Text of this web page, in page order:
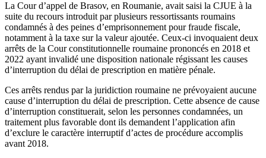
La Cour d’appel de Brasov, en Roumanie, avait saisi la CJUE à la
suite du recours introduit par plusieurs ressortissants roumains
condamnés à des peines d’emprisonnement pour fraude fiscale,
notamment à la taxe sur la valeur ajoutée. Ceux-ci invoquaient deux
arrêts de la Cour constitutionnelle roumaine prononcés en 2018 et
2022 ayant invalidé une disposition nationale régissant les causes
d’interruption du délai de prescription en matière pénale.
Ces arrêts rendus par la juridiction roumaine ne prévoyaient aucune
cause d’interruption du délai de prescription. Cette absence de cause
d’interruption constituerait, selon les personnes condamnées, un
traitement plus favorable dont ils demandent l’application afin
d’exclure le caractère interruptif d’actes de procédure accomplis
avant 2018.